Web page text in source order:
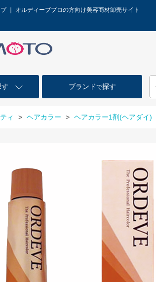
｜ オルディーブプロの方向け美容商材卸売サイト
ブランドで探す
ィ > ヘアカラー > ヘアカラー1剤(ヘアダイ)